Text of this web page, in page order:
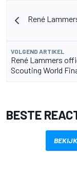
René
VOLGEND ARTIKEL
René Lammers
Scouting World
BESTE